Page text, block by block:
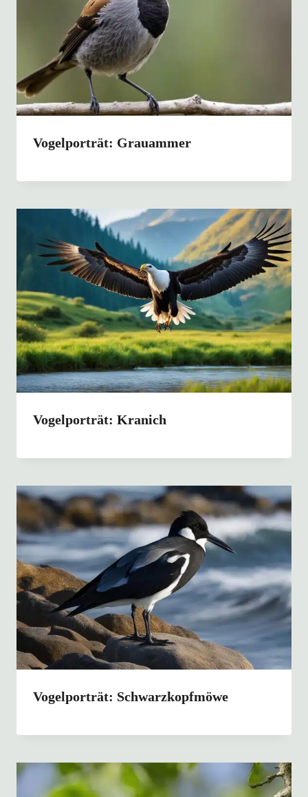
Vogelporträt: Grauammer
Vogelporträt: Kranich
Vogelporträt: Schwarzkopfmöwe